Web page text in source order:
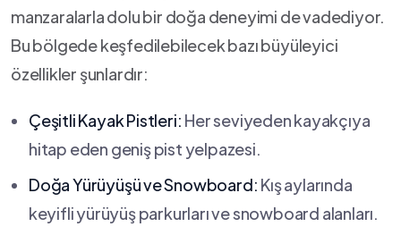
manzaralarla dolu bir doğa deneyimi de vadediyor.
Bu bölgede keşfedilebilecek bazı büyüleyici
özellikler şunlardır:
Çeşitli Kayak Pistleri: Her seviyeden⁤ kayakçıya
hitap eden geniş pist‌ yelpazesi.
Doğa Yürüyüşü ⁣ve Snowboard: Kış aylarında
⁢keyifli yürüyüş parkurları ve snowboard alanları.